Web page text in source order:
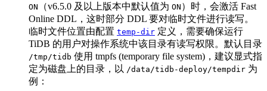
ON （v6.5.0 及以上版本中默认值为 ON ）时，会激活 Fast
Online DDL，这时部分 DDL 要对临时文件进行读写。
临时文件位置由配置 temp-dir 定义，需要确保运行
TiDB 的用户对操作系统中该目录有读写权限。默认目录
/tmp/tidb 使用 tmpfs (temporary file system)，建议显式指
定为磁盘上的目录，以 /data/tidb-deploy/tempdir 为
例：